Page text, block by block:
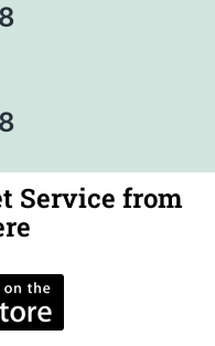
Service from